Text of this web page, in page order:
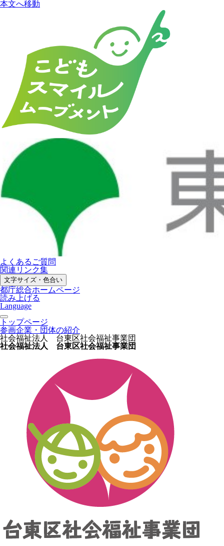
本文へ移動
よくあるご質問
関連リンク集
文字サイズ・色合い
都庁総合ホームページ
読み上げる
Language
トップページ
参画企業・団体の紹介
社会福祉法人 台東区社会福祉事業団
社会福祉法人 台東区社会福祉事業団